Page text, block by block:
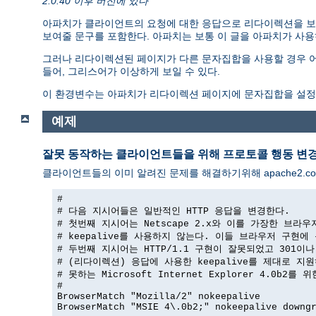
아파치가 클라이언트의 요청에 대한 응답으로 리다이렉션을
보여줄 문구를 포함한다. 아파치는 보통 이 글을 아파치가 사
그러나 리다이렉션된 페이지가 다른 문자집합을 사용할 경우
들어, 그리스어가 이상하게 보일 수 있다.
이 환경변수는 아파치가 리다이렉션 페이지에 문자집합을 설
예제
잘못 동작하는 클라이언트들을 위해 프로토콜 행동 변
클라이언트들의 이미 알려진 문제를 해결하기위해
#
# 다음 지시어들은 일반적인 HTTP 응답을 변경한다.
# 첫번째 지시어는 Netscape 2.x와 이를 가장한 브라우
# keepalive를 사용하지 않는다. 이들 브라우저 구현에
# 두번째 지시어는 HTTP/1.1 구현이 잘못되었고 301이
# (리다이렉션) 응답에 사용한 keepalive를 제대로 지원
# 못하는 Microsoft Internet Explorer 4.0b2를 위
#
BrowserMatch "Mozilla/2" nokeepalive
BrowserMatch "MSIE 4\.0b2;" nokeepalive